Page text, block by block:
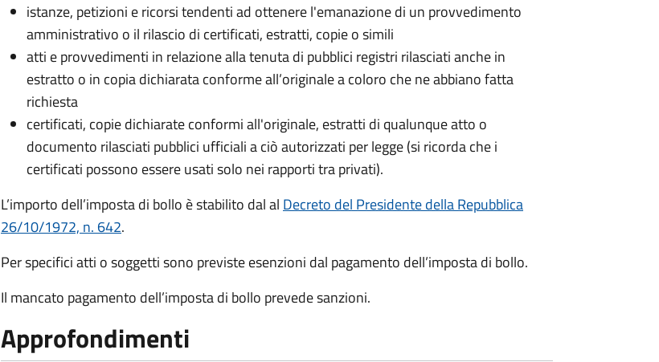
istanze, petizioni e ricorsi tendenti ad ottenere l'emanazione di un provvedimento
amministrativo o il rilascio di certificati, estratti, copie o simili
atti e provvedimenti in relazione alla tenuta di pubblici registri rilasciati anche in
estratto o in copia dichiarata conforme all’originale a coloro che ne abbiano fatta
richiesta
certificati, copie dichiarate conformi all'originale, estratti di qualunque atto o
documento rilasciati pubblici ufficiali a ciò autorizzati per legge (si ricorda che i
certificati possono essere usati solo nei rapporti tra privati).
L’importo dell’imposta di bollo è stabilito dal al Decreto del Presidente della Repubblica
26/10/1972, n. 642.
Per specifici atti o soggetti sono previste esenzioni dal pagamento dell’imposta di bollo.
Il mancato pagamento dell’imposta di bollo prevede sanzioni.
Approfondimenti